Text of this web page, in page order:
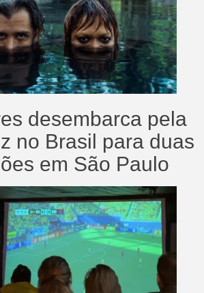
desembarca pela
no Brasil para duas
em São Paulo